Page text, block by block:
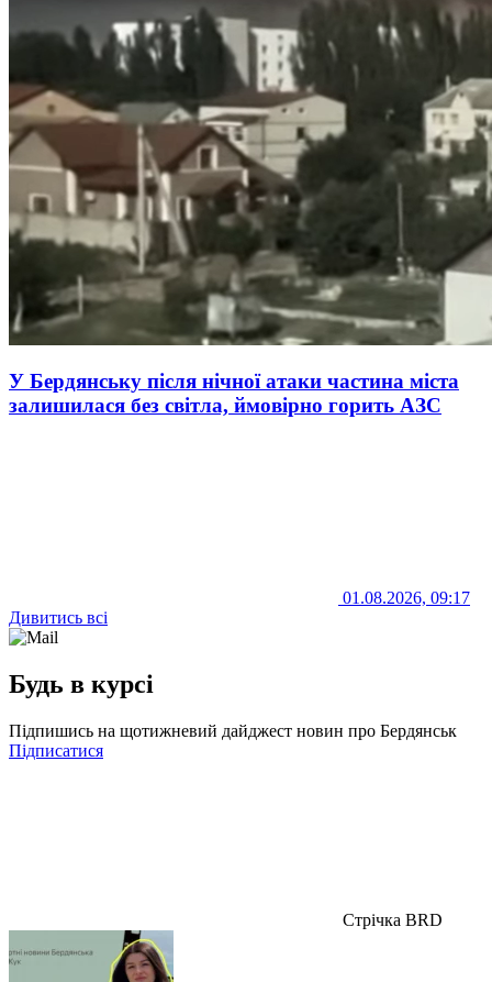
У Бердянську після нічної атаки частина міста
залишилася без світла, ймовірно горить АЗС
01.08.2026, 09:17
Дивитись всі
Будь в курсі
Підпишись на щотижневий дайджест новин про Бердянськ
Підписатися
Стрічка BRD